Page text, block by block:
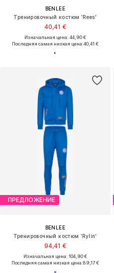
BENLEE
Тренировочный костюм 'Rees'
40,41 €
Изначальная цена: 44,90 €
Последняя самая низкая цена:40,41 €
ПРЕДЛОЖЕНИЕ
BENLEE
Тренировочный костюм 'Rylin'
94,41 €
Изначальная цена: 104,90 €
Последняя самая низкая цена:89,17 €